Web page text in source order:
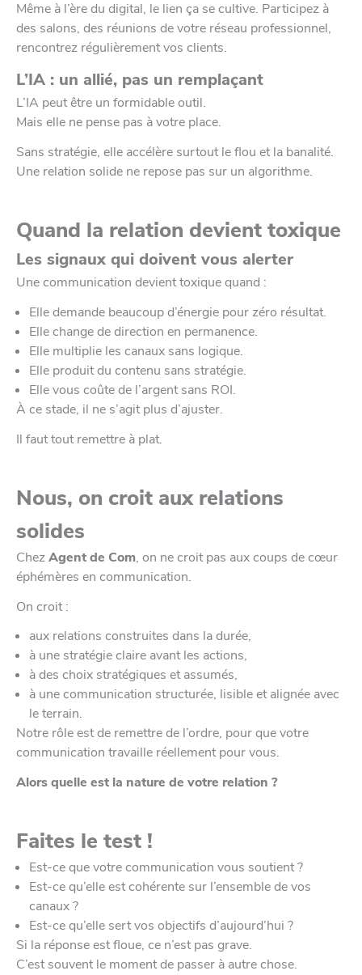
Même à l’ère du digital, le lien ça se cultive. Participez à
des salons, des réunions de votre réseau professionnel,
rencontrez régulièrement vos clients.
L’IA : un allié, pas un remplaçant
L’IA peut être un formidable outil.
Mais elle ne pense pas à votre place.
Sans stratégie, elle accélère surtout le flou et la banalité.
Une relation solide ne repose pas sur un algorithme.
Quand la relation devient toxique
Les signaux qui doivent vous alerter
Une communication devient toxique quand :
Elle demande beaucoup d’énergie pour zéro résultat.
Elle change de direction en permanence.
Elle multiplie les canaux sans logique.
Elle produit du contenu sans stratégie.
Elle vous coûte de l’argent sans ROI.
À ce stade, il ne s’agit plus d’ajuster.
Il faut tout remettre à plat.
Nous, on croit aux relations
solides
ChezAgent de Com, on ne croit pas aux coups de cœur
éphémères en communication.
On croit :
aux relations construites dans la durée,
à une stratégie claire avant les actions,
à des choix stratégiques et assumés,
à une communication structurée, lisible et alignée avec
le terrain.
Notre rôle est de remettre de l’ordre, pour que votre
communication travaille réellement pour vous.
Alors quelle est la nature de votre relation ?
Faites le test !
Est-ce que votre communication vous soutient ?
Est-ce qu’elle est cohérente sur l’ensemble de vos
canaux ?
Est-ce qu’elle sert vos objectifs d’aujourd’hui ?
Si la réponse est floue, ce n’est pas grave.
C’est souvent le moment de passer à autre chose.